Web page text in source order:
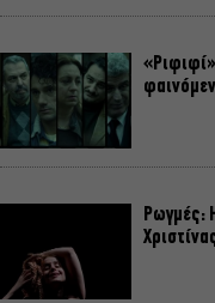
Ρωγμές: